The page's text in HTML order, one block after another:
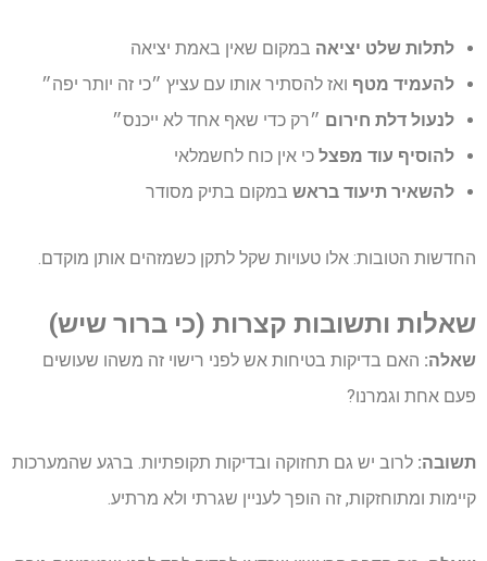
לתלות שלט יציאה במקום שאין באמת יציאה
להעמיד מטף ואז להסתיר אותו עם עציץ ״כי זה יותר יפה״
לנעול דלת חירום ״רק כדי שאף אחד לא ייכנס״
להוסיף עוד מפצל כי אין כוח לחשמלאי
להשאיר תיעוד בראש במקום בתיק מסודר
החדשות הטובות: אלו טעויות שקל לתקן כשמזהים אותן מוקדם.
שאלות ותשובות קצרות (כי ברור שיש)
שאלה: האם בדיקות בטיחות אש לפני רישוי זה משהו שעושים
פעם אחת וגמרנו?
תשובה: לרוב יש גם תחזוקה ובדיקות תקופתיות. ברגע שהמערכות
קיימות ומתוחזקות, זה הופך לעניין שגרתי ולא מרתיע.